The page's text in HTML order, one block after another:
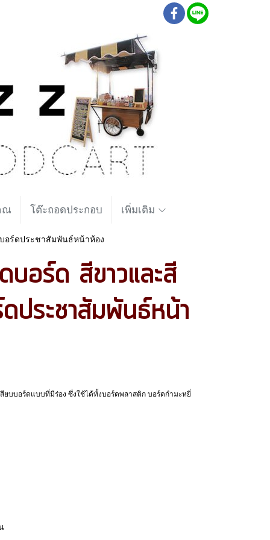
ณ โต๊ะถอดประกอบ เพิ่มเติม
อร์ดประชาสัมพันธ์หน้าห้อง
อร์ด สีขาวและสี
ประชาสัมพันธ์หน้า
บบอร์ดแบบที่มีร่อง ซึ่งใช้ได้ทั้งบอร์ดพลาสติก บอร์ดกำมะหยี่